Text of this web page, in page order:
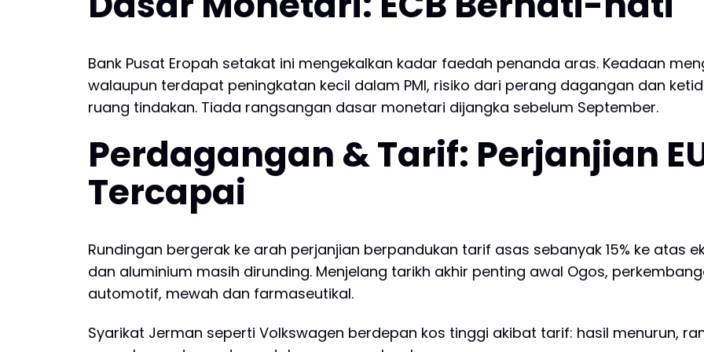
Bank Pusat Eropah setakat ini mengekalkan kadar faedah penanda aras. Keadaan
walaupun terdapat peningkatan kecil dalam PMI, risiko dari perang dagangan dan
ruang tindakan. Tiada rangsangan dasar monetari dijangka sebelum September.
Perdagangan & Tarif: Perjanjian
Tercapai
Rundingan bergerak ke arah perjanjian berpandukan tarif asas sebanyak 15% ke atas
dan aluminium masih dirunding. Menjelang tarikh akhir penting awal Ogos,
automotif, mewah dan farmaseutikal.
Syarikat Jerman seperti Volkswagen berdepan kos tinggi akibat tarif: hasil menurun,